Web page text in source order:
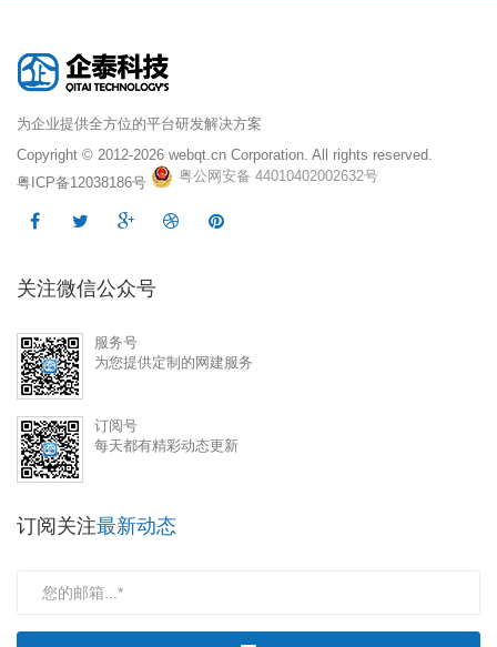
为企业提供全方位的平台研发解决方案
Copyright © 2012-2026 webqt.cn Corporation. All rights reserved.
粤ICP备12038186号
粤公网安备 44010402002632号
关注微信公众号
服务号
为您提供定制的网建服务
订阅号
每天都有精彩动态更新
订阅关注最新动态